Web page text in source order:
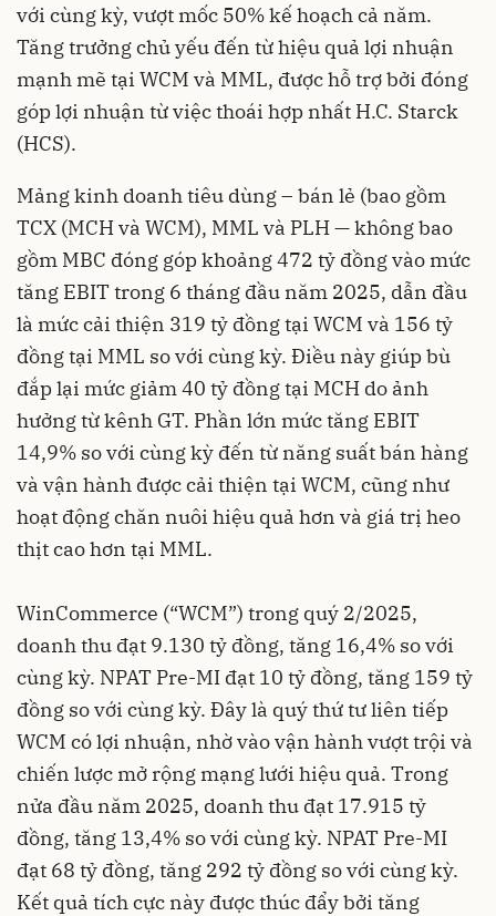
với cùng kỳ, vượt mốc 50% kế hoạch cả năm.
Tăng trưởng chủ yếu đến từ hiệu quả lợi nhuận
mạnh mẽ tại WCM và MML, được hỗ trợ bởi đóng
góp lợi nhuận từ việc thoái hợp nhất H.C. Starck
(HCS).
Mảng kinh doanh tiêu dùng – bán lẻ (bao gồm
TCX (MCH và WCM), MML và PLH — không bao
gồm MBC đóng góp khoảng 472 tỷ đồng vào mức
tăng EBIT trong 6 tháng đầu năm 2025, dẫn đầu
là mức cải thiện 319 tỷ đồng tại WCM và 156 tỷ
đồng tại MML so với cùng kỳ. Điều này giúp bù
đắp lại mức giảm 40 tỷ đồng tại MCH do ảnh
hưởng từ kênh GT. Phần lớn mức tăng EBIT
14,9% so với cùng kỳ đến từ năng suất bán hàng
và vận hành được cải thiện tại WCM, cũng như
hoạt động chăn nuôi hiệu quả hơn và giá trị heo
thịt cao hơn tại MML.
WinCommerce (“WCM”) trong quý 2/2025,
doanh thu đạt 9.130 tỷ đồng, tăng 16,4% so với
cùng kỳ. NPAT Pre-MI đạt 10 tỷ đồng, tăng 159 tỷ
đồng so với cùng kỳ. Đây là quý thứ tư liên tiếp
WCM có lợi nhuận, nhờ vào vận hành vượt trội và
chiến lược mở rộng mạng lưới hiệu quả. Trong
nửa đầu năm 2025, doanh thu đạt 17.915 tỷ
đồng, tăng 13,4% so với cùng kỳ. NPAT Pre-MI
đạt 68 tỷ đồng, tăng 292 tỷ đồng so với cùng kỳ.
Kết quả tích cực này được thúc đẩy bởi tăng